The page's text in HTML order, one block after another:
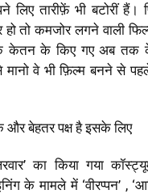
लिए तारीफ़ें भी बटोरीं
हो तो कमजोर लगने वाली
केतन के किए गए अब तक
वे भी फ़िल्म बनने से
और बेहतर पक्ष है इसके लिए
का किया गया
के मामले में ‘वीरप्पन’ ,